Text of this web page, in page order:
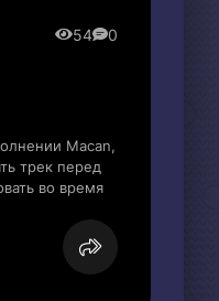
54 0
Macan,
трек перед
во время